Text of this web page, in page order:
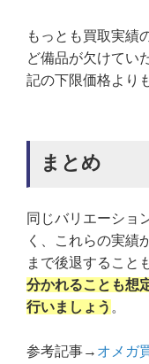
もっとも買取実績
ど備品が欠けてい
記の下限価格より
まとめ
同じバリエーショ
く、これらの実績
まで後退すること
分かれることも想
行いましょう 。
参考記事→ オメガ